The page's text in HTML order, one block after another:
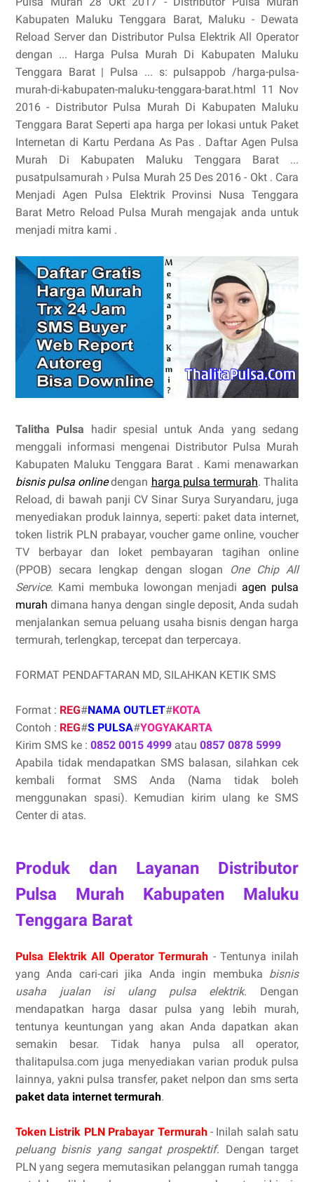
Kabupaten Maluku Tenggara Barat, Maluku - Dewata
Reload Server dan Distributor Pulsa Elektrik All Operator
dengan ... Harga Pulsa Murah Di Kabupaten Maluku
Tenggara Barat | Pulsa ... s: pulsappob /harga-pulsa-
murah-di-kabupaten-maluku-tenggara-barat.html 11 Nov
2016 - Distributor Pulsa Murah Di Kabupaten Maluku
Tenggara Barat Seperti apa harga per lokasi untuk Paket
Internetan di Kartu Perdana As Pas . Daftar Agen Pulsa
Murah Di Kabupaten Maluku Tenggara Barat ...
pusatpulsamurah › Pulsa Murah 25 Des 2016 - Okt . Cara
Menjadi Agen Pulsa Elektrik Provinsi Nusa Tenggara
Barat Metro Reload Pulsa Murah mengajak anda untuk
menjadi mitra kami .
Talitha Pulsa hadir spesial untuk Anda yang sedang
menggali informasi mengenai Distributor Pulsa Murah
Kabupaten Maluku Tenggara Barat . Kami menawarkan
bisnis pulsa onlinedengan harga pulsa termurah. Thalita
Reload, di bawah panji CV Sinar Surya Suryandaru, juga
menyediakan produk lainnya, seperti: paket data internet,
token listrik PLN prabayar, voucher game online, voucher
TV berbayar dan loket pembayaran tagihan online
(PPOB) secara lengkap dengan slogan
One Chip All
Service. Kami membuka lowongan menjadi agen pulsa
murah dimana hanya dengan single deposit, Anda sudah
menjalankan semua peluang usaha bisnis dengan harga
termurah, terlengkap, tercepat dan terpercaya.
FORMAT PENDAFTARAN MD, SILAHKAN KETIK SMS
Format : REG#NAMA OUTLET#KOTA
Contoh : REG#S PULSA#YOGYAKARTA
Kirim SMS ke : 0852 0015 4999 atau 0857 0878 5999
Apabila tidak mendapatkan SMS balasan, silahkan cek
kembali format SMS Anda (Nama tidak boleh
menggunakan spasi). Kemudian kirim ulang ke SMS
Center di atas.
Produk dan Layanan Distributor
Pulsa Murah Kabupaten Maluku
Tenggara Barat
Pulsa Elektrik All Operator Termurah - Tentunya inilah
yang Anda cari-cari jika Anda ingin membuka bisnis
usaha jualan isi ulang pulsa elektrik. Dengan
mendapatkan harga dasar pulsa yang lebih murah,
tentunya keuntungan yang akan Anda dapatkan akan
semakin besar. Tidak hanya pulsa all operator,
thalitapulsa.com juga menyediakan varian produk pulsa
lainnya, yakni pulsa transfer, paket nelpon dan sms serta
paket data internet termurah.
Token Listrik PLN Prabayar Termurah- Inilah salah satu
peluang bisnis yang sangat prospektif. Dengan target
PLN yang segera memutasikan pelanggan rumah tangga